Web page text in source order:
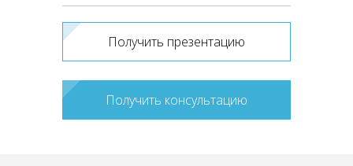
Получить презентацию
Получить консультацию